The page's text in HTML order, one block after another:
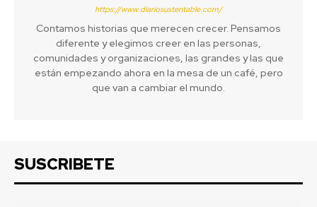
https://www.diariosustentable.com/
Contamos historias que merecen crecer. Pensamos
diferente y elegimos creer en las personas,
comunidades y organizaciones, las grandes y las que
están empezando ahora en la mesa de un café, pero
que van a cambiar el mundo.
SUSCRIBETE